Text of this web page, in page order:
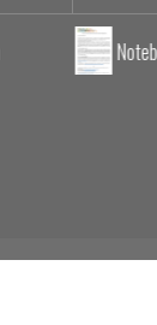
Notebook /